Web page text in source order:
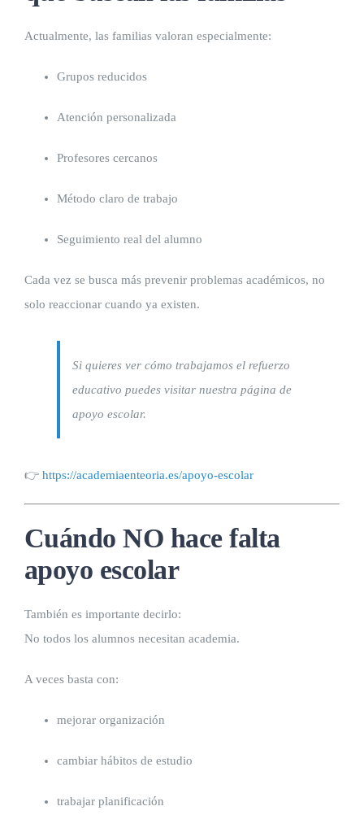
Actualmente, las familias valoran especialmente:
Grupos reducidos
Atención personalizada
Profesores cercanos
Método claro de trabajo
Seguimiento real del alumno
Cada vez se busca más prevenir problemas académicos, no
solo reaccionar cuando ya existen.
Si quieres ver cómo trabajamos el refuerzo
educativo puedes visitar nuestra página de
apoyo escolar.
👉 https://academiaenteoria.es/apoyo-escolar
Cuándo NO hace falta
apoyo escolar
También es importante decirlo:
No todos los alumnos necesitan academia.
A veces basta con:
mejorar organización
cambiar hábitos de estudio
trabajar planificación